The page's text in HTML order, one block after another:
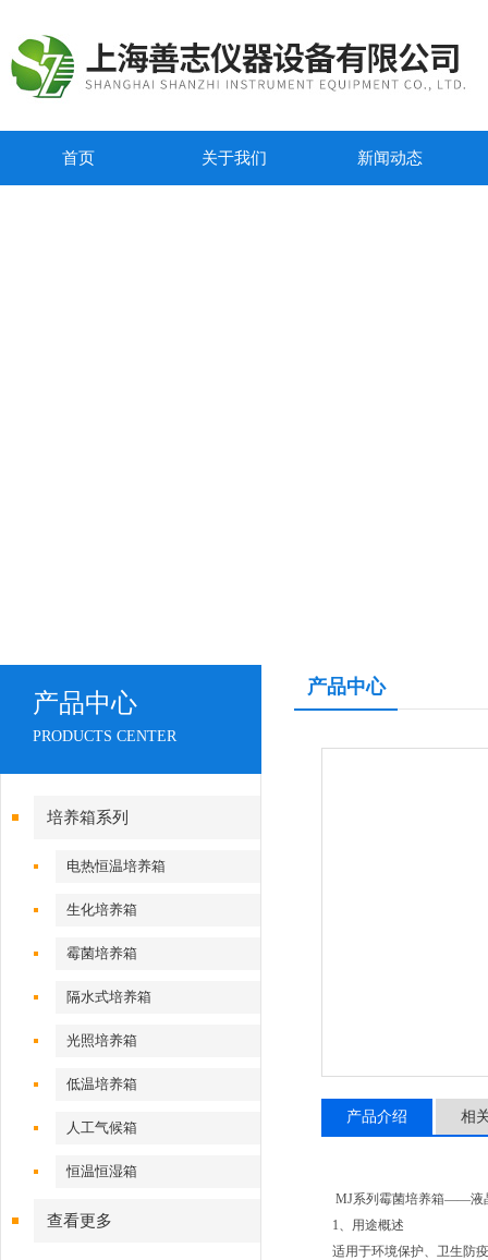
首页 关于我们 新闻动态
产品中心
PRODUCTS CENTER
培养箱系列
电热恒温培养箱
生化培养箱
霉菌培养箱
隔水式培养箱
光照培养箱
低温培养箱
人工气候箱
恒温恒湿箱
查看更多
产品中心
产品介绍 相
MJ系列霉菌培养箱——液
1、用途概述
适用于环境保护、卫生防